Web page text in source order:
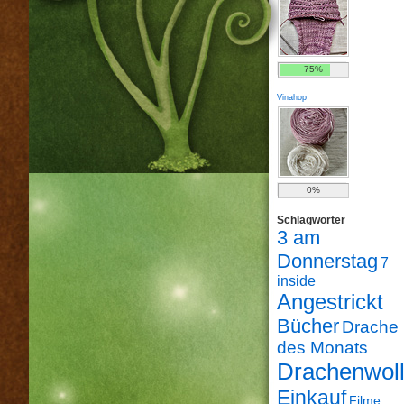
75%
Vinahop
0%
Schlagwörter
3 am
Donnerstag 7
inside
Angestrickt
BücherDrache
des Monats
Einkauf Filme